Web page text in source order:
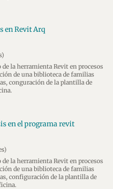
en Revit Arq
la herramienta Revit en procesos
de una biblioteca de familias
conguración de la plantilla de
en el programa revit
la herramienta Revit en procesos
de una biblioteca de familias
configuración de la plantilla de